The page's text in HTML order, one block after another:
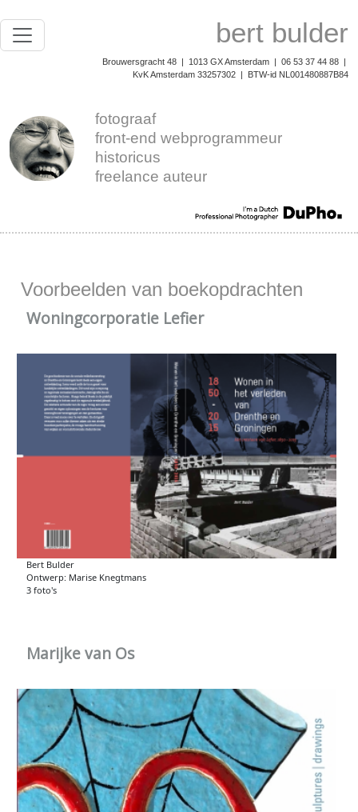
bert bulder
Brouwersgracht 48 | 1013 GX Amsterdam | 06 53 37 44 88 |
KvK Amsterdam 33257302 | BTW-id NL001480887B84
fotograaf
front-end webprogrammeur
historicus
freelance auteur
Voorbeelden van boekopdrachten
Woningcorporatie Lefier
Bert Bulder
Ontwerp: Marise Knegtmans
3 foto's
Marijke van Os